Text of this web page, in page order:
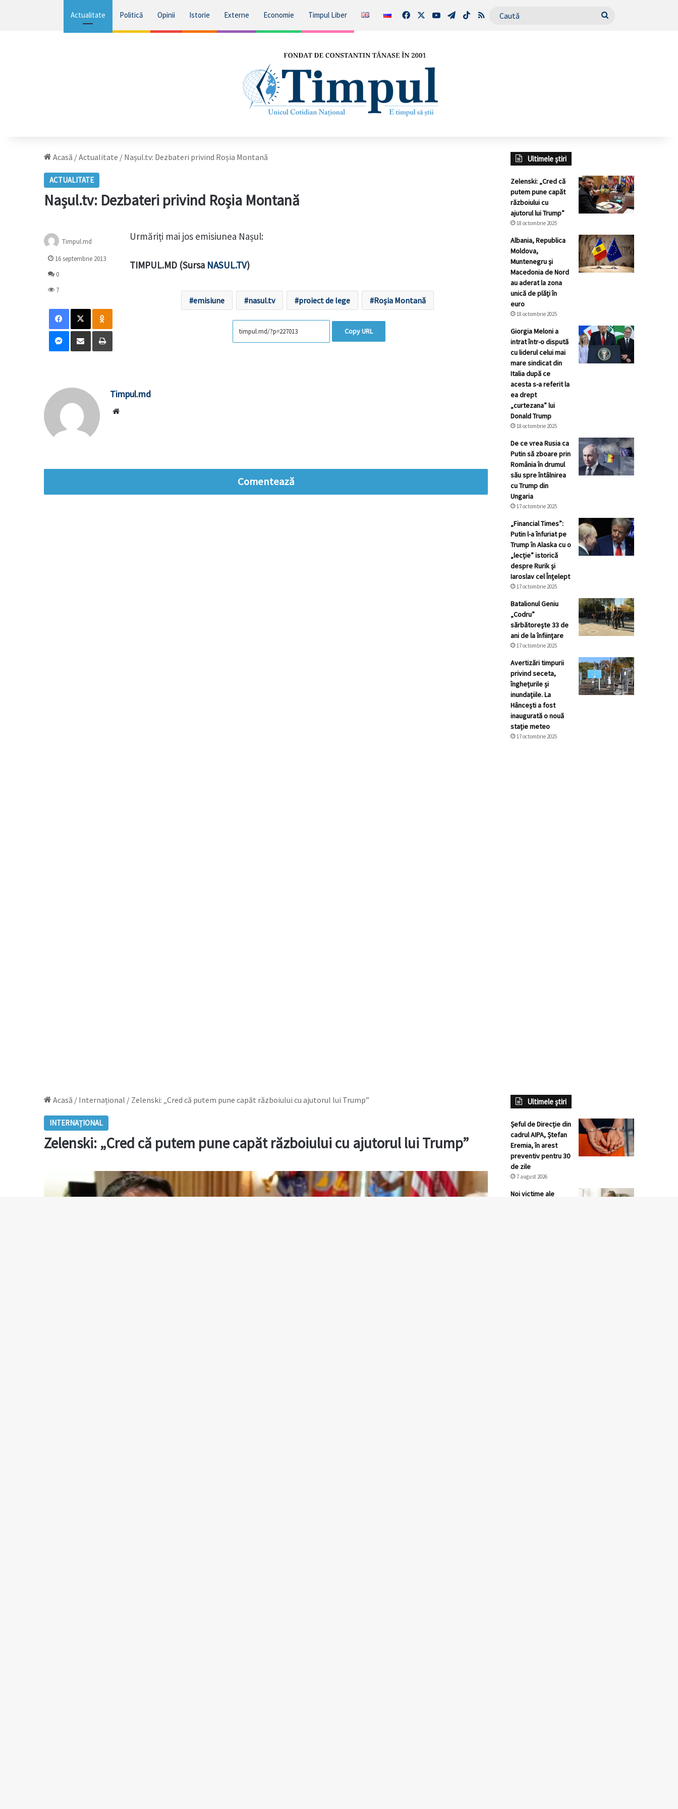
Actualitate Politică Opinii Istorie Externe Economie Timpul Liber FacebookYouTubeTelegram
TikTokRSS Caută
Acasă /Actualitate / Nașul.tv: Dezbateri privind Roșia Montană
ACTUALITATE
Nașul.tv: Dezbateri privind Roșia Montană
Urmăriți mai jos emisiunea Nașul:
TIMPUL.MD (Sursa NASUL.TV)
emisiune nasul.tv proiect de lege Roșia Montană
Copy URL
Timpul.md
16 septembrie 2013
0
7
Facebook
X Odnoklassniki
Messenger
Distribuie prin mail Tipărește
Timpul.md
Comentează
Ultimele știri
Zelenski: „Cred că
putem pune capăt
războiului cu
ajutorul lui Trump”
18 octombrie 2025
Albania, Republica
Moldova,
Muntenegru şi
Macedonia de Nord
au aderat la zona
unică de plăţi în
euro
18 octombrie 2025
Giorgia Meloni a
intrat într-o dispută
cu liderul celui mai
mare sindicat din
Italia după ce
acesta s-a referit la
ea drept
„curtezana” lui
Donald Trump
18 octombrie 2025
De ce vrea Rusia ca
Putin să zboare prin
România în drumul
său spre întâlnirea
cu Trump din
Ungaria
17 octombrie 2025
„Financial Times”:
Putin l-a înfuriat pe
Trump în Alaska cu o
„lecție” istorică
despre Rurik și
Iaroslav cel Înțelept
17 octombrie 2025
Batalionul Geniu
„Codru”
sărbătorește 33 de
ani de la înființare
17 octombrie 2025
Avertizări timpurii
privind seceta,
înghețurile și
inundațiile. La
Hâncești a fost
inaugurată o nouă
stație meteo
17 octombrie 2025